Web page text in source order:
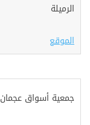
الرميلة
الموقع
جمعية أسواق عجمان